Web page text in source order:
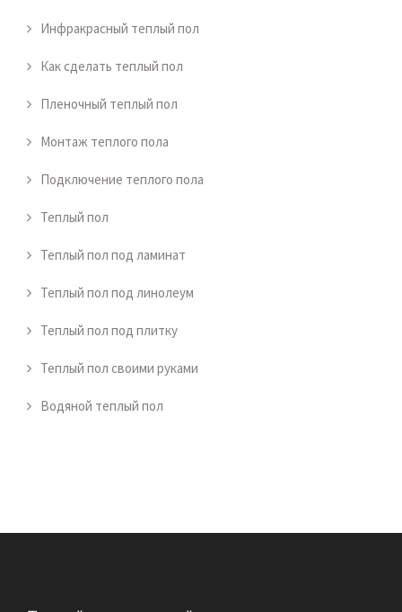
Инфракрасный теплый пол
Как сделать теплый пол
Пленочный теплый пол
Монтаж теплого пола
Подключение теплого пола
Теплый пол
Теплый пол под ламинат
Теплый пол под линолеум
Теплый пол под плитку
Теплый пол своими руками
Водяной теплый пол